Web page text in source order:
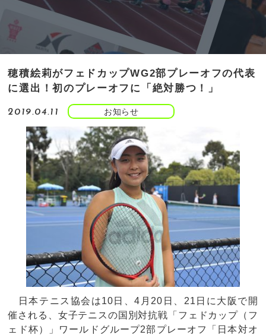
穂積絵莉がフェドカップWG2部プレーオフの代表
に選出！初のプレーオフに「絶対勝つ！」
2019.04.11 お知らせ
日本テニス協会は10日、4月20日、21日に大阪で開
催される、女子テニスの国別対抗戦「フェドカップ（フ
ェド杯）」ワールドグループ2部プレーオフ「日本対オ